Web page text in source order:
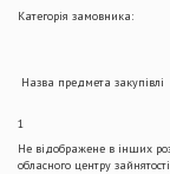
Категорія замовника:
Назва предмета закупівлі
1
Не відображене в інших
обласного центру